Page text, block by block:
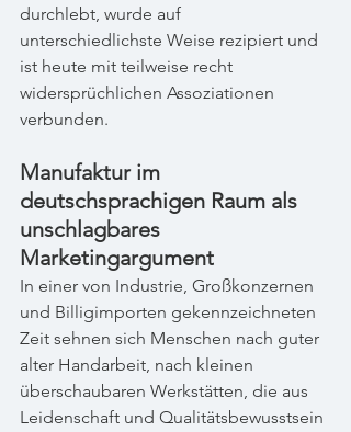
durchlebt, wurde auf
unterschiedlichste Weise rezipiert und
ist heute mit teilweise recht
widersprüchlichen Assoziationen
verbunden.
Manufaktur im
deutschsprachigen Raum als
unschlagbares
Marketingargument
In einer von Industrie, Großkonzernen
und Billigimporten gekennzeichneten
Zeit sehnen sich Menschen nach guter
alter Handarbeit, nach kleinen
überschaubaren Werkstätten, die aus
Leidenschaft und Qualitätsbewusstsein